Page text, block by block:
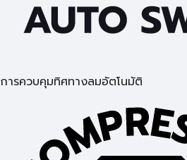
การควบคุมทิศทางลมอัตโนมัติ